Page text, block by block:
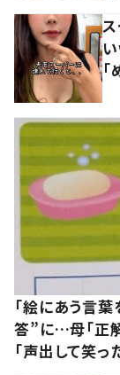
「絵にあう言
答”に…母「正
「声出して笑っ